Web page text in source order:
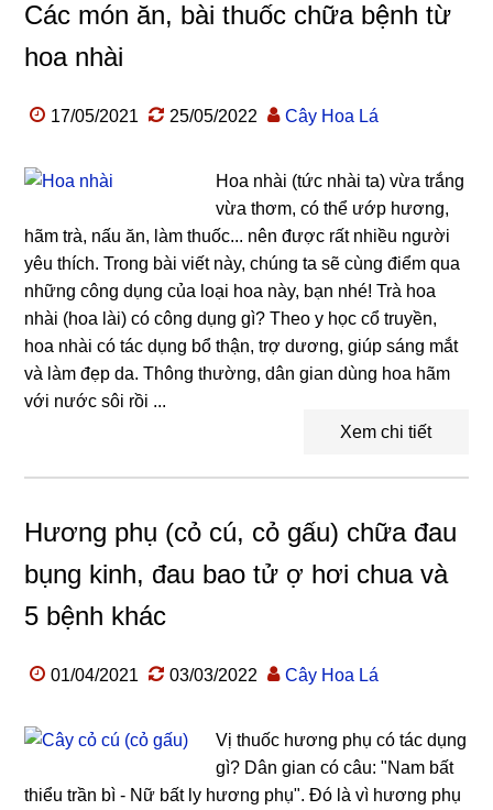
Các món ăn, bài thuốc chữa bệnh từ
hoa nhài
17/05/2021 25/05/2022 Cây Hoa Lá
Hoa nhài (tức nhài ta) vừa trắng
vừa thơm, có thể ướp hương,
hãm trà, nấu ăn, làm thuốc... nên được rất nhiều người
yêu thích. Trong bài viết này, chúng ta sẽ cùng điểm qua
những công dụng của loại hoa này, bạn nhé! Trà hoa
nhài (hoa lài) có công dụng gì? Theo y học cổ truyền,
hoa nhài có tác dụng bổ thận, trợ dương, giúp sáng mắt
và làm đẹp da. Thông thường, dân gian dùng hoa hãm
với nước sôi rồi ...
Xem chi tiết
Hương phụ (cỏ cú, cỏ gấu) chữa đau
bụng kinh, đau bao tử ợ hơi chua và
5 bệnh khác
01/04/2021 03/03/2022 Cây Hoa Lá
Vị thuốc hương phụ có tác dụng
gì? Dân gian có câu: "Nam bất
thiểu trần bì - Nữ bất ly hương phụ". Đó là vì hương phụ